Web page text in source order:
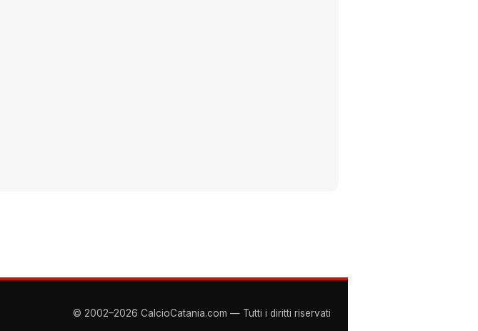
© 2002–2026 CalcioCatania.com — Tutti i diritti riservati